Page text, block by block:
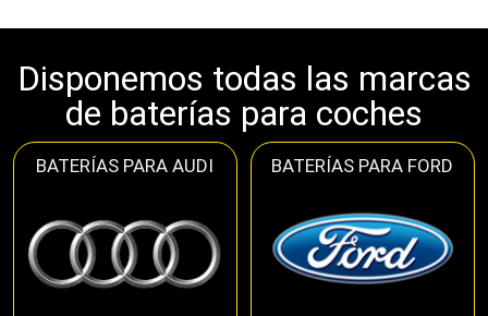
Disponemos todas las marcas
de baterías para coches
BATERÍAS PARA AUDI BATERÍAS PARA FORD